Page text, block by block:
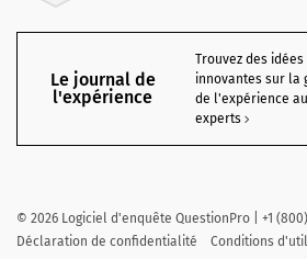
Le journal de
l'expérience
Trouvez des idées
innovantes sur la
de l'expérience
experts
© 2026 Logiciel d'enquête QuestionPro | +1 (800)
Déclaration de confidentialité
Conditions